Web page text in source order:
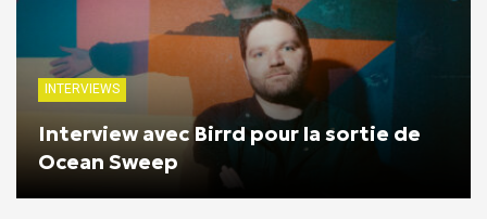
INTERVIEWS
Interview avec Birrd pour la sortie de
Ocean Sweep